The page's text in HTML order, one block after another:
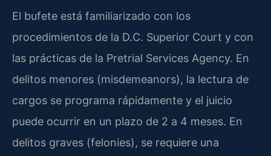
El bufete está familiarizado con los
procedimientos de la D.C. Superior Court y con
las prácticas de la Pretrial Services Agency. En
delitos menores (misdemeanors), la lectura de
cargos se programa rápidamente y el juicio
puede ocurrir en un plazo de 2 a 4 meses. En
delitos graves (felonies), se requiere una